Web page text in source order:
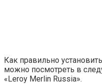
Как правильно
можно посмотреть в
«Leroy Merlin Russia».